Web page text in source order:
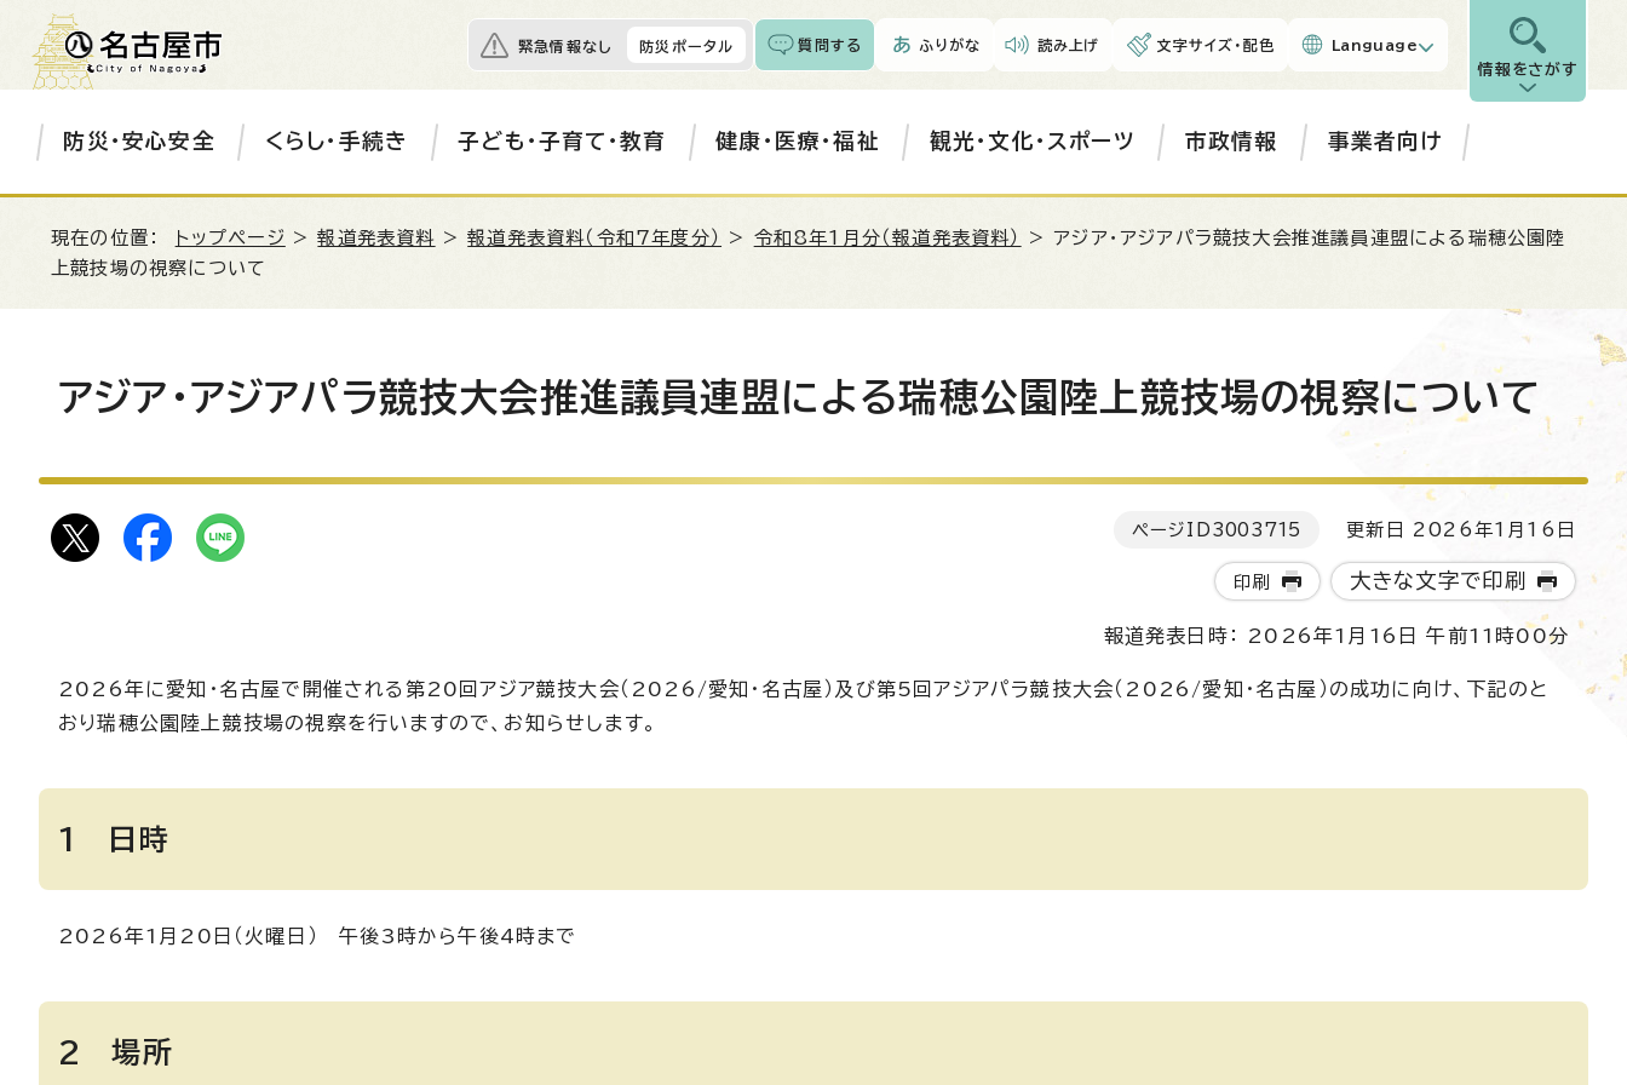
緊急情報なし 防災ポータル 質問する ふりがな 読み上げ 文字サイズ・配色 Language
情報をさがす
防災・安心安全 くらし・手続き 子ども・子育て・教育 健康・医療・福祉 観光・文化・スポーツ 市政情報 事業者向け
現在の位置： トップページ >報道発表資料 >報道発表資料（令和7年度分） > 令和8年1月分（報道発表資料）
> アジア・アジアパラ競技大会推進議員連盟による瑞穂公園陸
上競技場の視察について
アジア・アジアパラ競技大会推進議員連盟による瑞穂公園陸上競技場の視察について
ページID 3003715 更新日 2026年1月16日
印刷 大きな文字で印刷
報道発表日時： 2026年1月16日 午前11時00分
2026年に愛知・名古屋で開催される第20回アジア競技大会（2026/愛知・名古屋）及び第5回アジアパラ競技大会（2026/愛知・名古屋）の成功に向け、下記のと
おり瑞穂公園陸上競技場の視察を行いますので、お知らせします。
1 日時
2026年1月20日（火曜日） 午後3時から午後4時まで
2 場所